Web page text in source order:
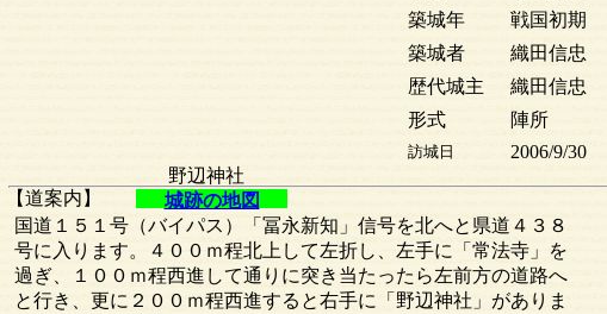
城跡の地図
築城年
戦国初期
築城者
織田信忠
歴代城主
織田信忠
形式
陣所
訪城日 2006/9/30
【道案内】
国道１５１号（バイパス）「冨永新知」信号を北へと県道４３８
号に入ります。４００ｍ程北上して左折し、左手に「常法寺」を
過ぎ、１００ｍ程西進して通りに突き当たったら左前方の道路へ
と行き、更に２００ｍ程西進すると右手に「野辺神社」がありま
野辺神社